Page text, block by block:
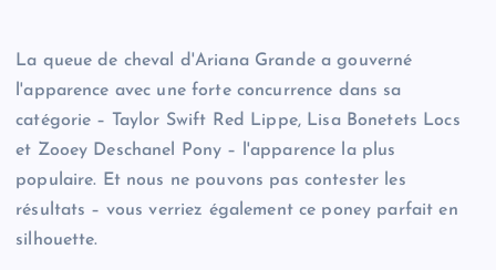
La queue de cheval d'Ariana Grande a gouverné
l'apparence avec une forte concurrence dans sa
catégorie – Taylor Swift Red Lippe, Lisa Bonetets Locs
et Zooey Deschanel Pony – l'apparence la plus
populaire. Et nous ne pouvons pas contester les
résultats – vous verriez également ce poney parfait en
silhouette.